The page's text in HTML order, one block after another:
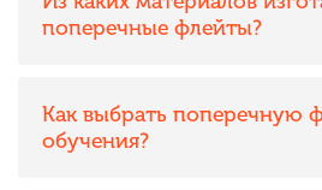
поперечные флейты?
Как выбрать поперечную
обучения?